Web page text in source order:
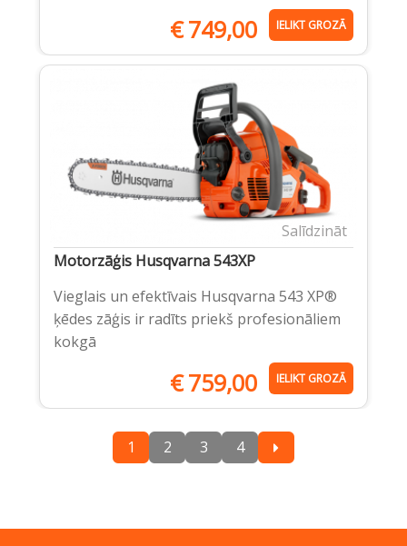
€749,00 IELIKT GROZĀ
Salīdzināt
Motorzāģis Husqvarna 543XP
Vieglais un efektīvais Husqvarna 543 XP®
ķēdes zāģis ir radīts priekš profesionāliem
kokgā
€759,00 IELIKT GROZĀ
1 2 3 4